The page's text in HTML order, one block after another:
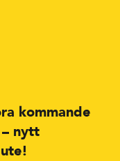
kommande
nytt